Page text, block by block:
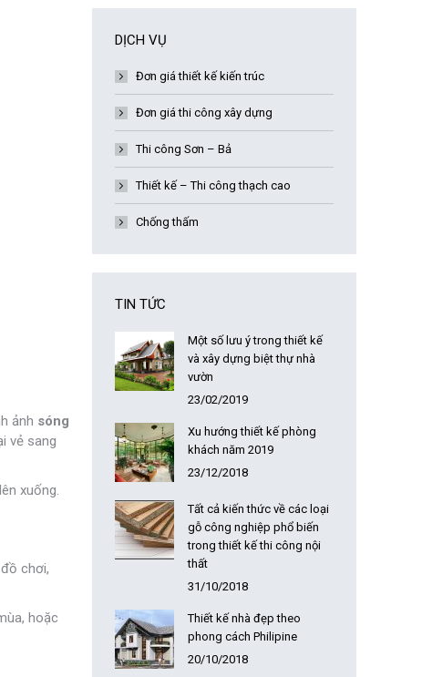
ảnh sóng
vẻ sang
xuống.
chơi,
hoặc
DỊCH VỤ
Đơn giá thiết kế kiến trúc
Đơn giá thi công xây dựng
Thi công Sơn – Bả
Thiết kế – Thi công thạch cao
Chống thấm
TIN TỨC
Một số lưu ý trong thiết kế
và xây dựng biệt thự nhà
vườn
23/02/2019
Xu hướng thiết kế phòng
khách năm 2019
23/12/2018
Tất cả kiến thức về các loại
gỗ công nghiệp phổ biến
trong thiết kế thi công nội
thất
31/10/2018
Thiết kế nhà đẹp theo
phong cách Philipine
20/10/2018